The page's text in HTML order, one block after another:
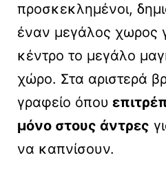
προσκεκλημένοι,
έναν μεγάλος χωρος
κέντρο το μεγάλο
χώρο. Στα αριστερά
γραφείο όπου
μόνο στους άντρες
να καπνίσουν.